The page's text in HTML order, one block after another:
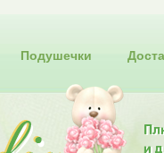
Подушечки